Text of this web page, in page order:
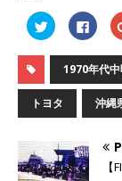
ク
リ
ク
T
w
i
t
e
r
で
共
F
a
e
b
o
o
k
で
共
1970年代
トヨタ 沖縄